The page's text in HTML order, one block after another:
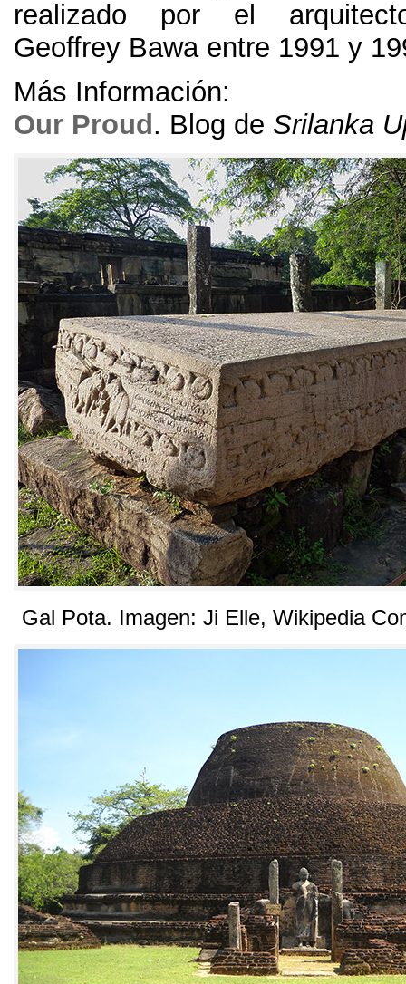
realizado por el
Geoffrey Bawa entre 1991 y
Más Información:
Our Proud . Blog de Srilanka
Gal Pota. Imagen: Ji Elle, Wikipedia